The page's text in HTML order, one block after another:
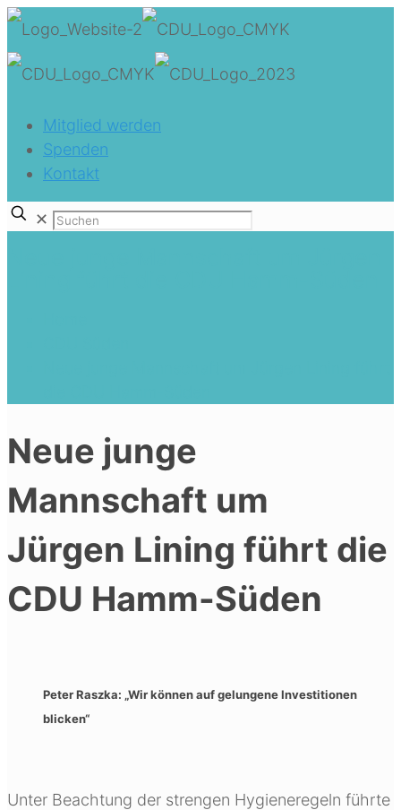
Mitglied werden
Spenden
Kontakt
✕
Neue junge
Mannschaft um
Jürgen Lining führt die
CDU Hamm-Süden
Peter Raszka: „Wir können auf gelungene Investitionen
blicken“
Unter Beachtung der strengen Hygieneregeln führte